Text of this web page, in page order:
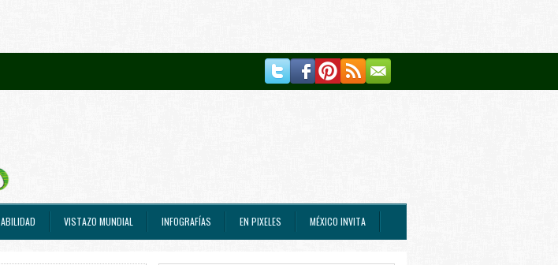
VISTAZO MUNDIAL INFOGRAFÍAS EN PIXELES MÉXICO INVITA